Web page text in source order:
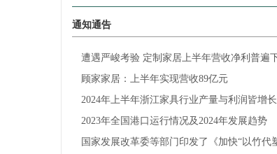
通知通告
遭遇严峻考验 定制家居上半年营收净利普遍
顾家家居：上半年实现营收89亿元
2024年上半年浙江家具行业产量与利润皆增长
2023年全国港口运行情况及2024年发展趋势
国家发展改革委等部门印发了《加快“以竹代